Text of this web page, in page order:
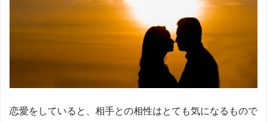
恋愛をしていると、相手との相性はとても気になるもので